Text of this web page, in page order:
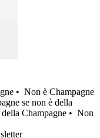
• Non è Champagne
se non è della
Champagne • Non